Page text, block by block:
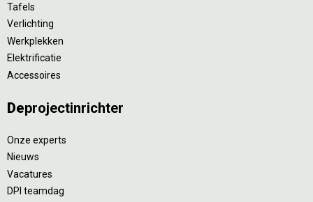
Tafels
Verlichting
Werkplekken
Elektrificatie
Accessoires
Deprojectinrichter
Onze experts
Nieuws
Vacatures
DPI teamdag